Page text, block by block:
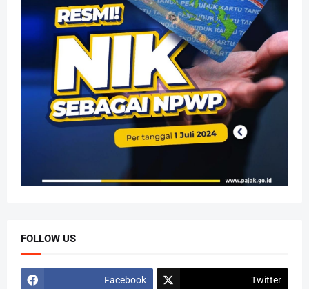
FOLLOW US
Facebook Twitter